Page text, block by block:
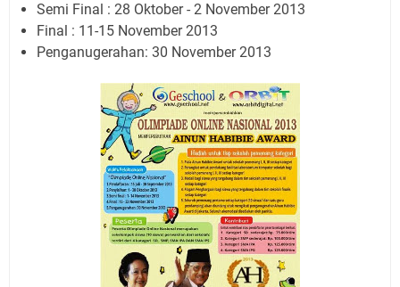
Semi Final : 28 Oktober - 2 November 2013
Final : 11-15 November 2013
Penganugerahan: 30 November 2013